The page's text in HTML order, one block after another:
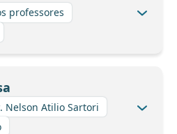
professores
Nelson Atilio Sartori